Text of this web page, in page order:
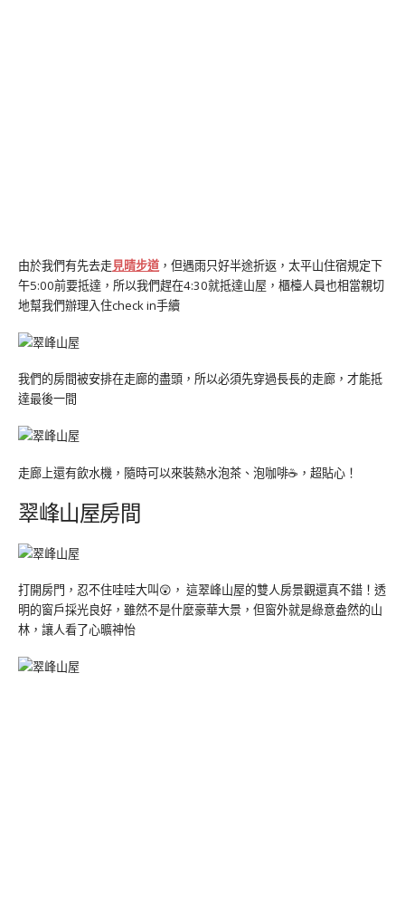
由於我們有先去走見晴步道 ，但遇雨只好半途折返，太平山住宿規定下
午5:00前要抵達，所以我們趕在4:30就抵達山屋，櫃檯人員也相當親切
地幫我們辦理入住check in手續
我們的房間被安排在走廊的盡頭，所以必須先穿過長長的走廊，才能抵
達最後一間
走廊上還有飲水機，隨時可以來裝熱水泡茶、泡咖啡☕，超貼心！
翠峰山屋房間
打開房門，忍不住哇哇大叫😲， 這翠峰山屋的雙人房景觀還真不錯！透
明的窗戶採光良好，雖然不是什麼豪華大景，但窗外就是綠意盎然的山
林，讓人看了心曠神怡